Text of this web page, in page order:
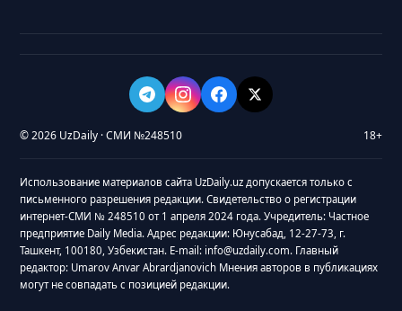
© 2026 UzDaily · СМИ №248510 18+
Использование материалов сайта UzDaily.uz допускается только с
письменного разрешения редакции. Свидетельство о регистрации
интернет-СМИ № 248510 от 1 апреля 2024 года. Учредитель: Частное
предприятие Daily Media. Адрес редакции: Юнусабад, 12-27-73, г.
Ташкент, 100180, Узбекистан. E-mail: info@uzdaily.com. Главный
редактор: Umarov Anvar Abrardjanovich Мнения авторов в публикациях
могут не совпадать с позицией редакции.